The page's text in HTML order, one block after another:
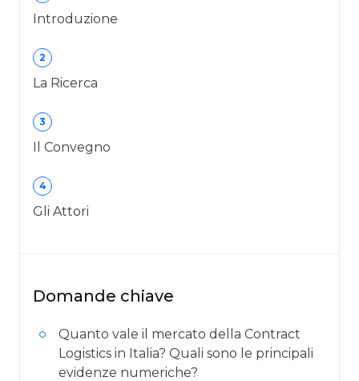
Introduzione
2
La Ricerca
3
Il Convegno
4
Gli Attori
Domande chiave
Quanto vale il mercato della Contract
Logistics in Italia? Quali sono le principali
evidenze numeriche?